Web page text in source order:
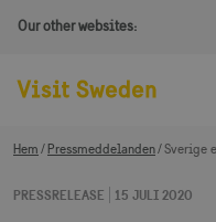
Our other websites:
Hem Pressmeddelanden Sverige
PRESSRELEASE 15 JULI 2020